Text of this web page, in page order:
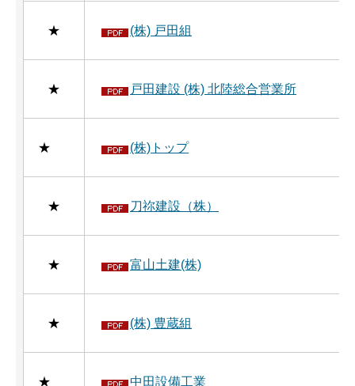
★ (株) 戸田組
★ 戸田建設 (株) 北陸総合営業所
★ (株)トップ
★ 刀祢建設（株）
★ 富山土建(株)
★ (株) 豊蔵組
★ 中田設備工業